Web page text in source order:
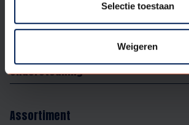
Selectie toestaan
Weigeren
Aanbod
Ondersteuning
Assortiment